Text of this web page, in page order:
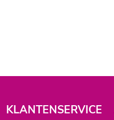
KLANTENSERVICE